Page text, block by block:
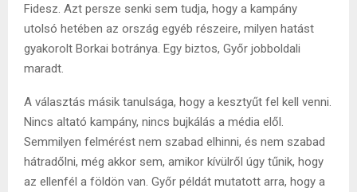
Fidesz. Azt persze senki sem tudja, hogy a kampány
utolsó hetében az ország egyéb részeire, milyen hatást
gyakorolt Borkai botránya. Egy biztos, Győr jobboldali
maradt.
A választás másik tanulsága, hogy a kesztyűt fel kell venni.
Nincs altató kampány, nincs bujkálás a média elől.
Semmilyen felmérést nem szabad elhinni, és nem szabad
hátradőlni, még akkor sem, amikor kívülről úgy tűnik, hogy
az ellenfél a földön van. Győr példát mutatott arra, hogy a